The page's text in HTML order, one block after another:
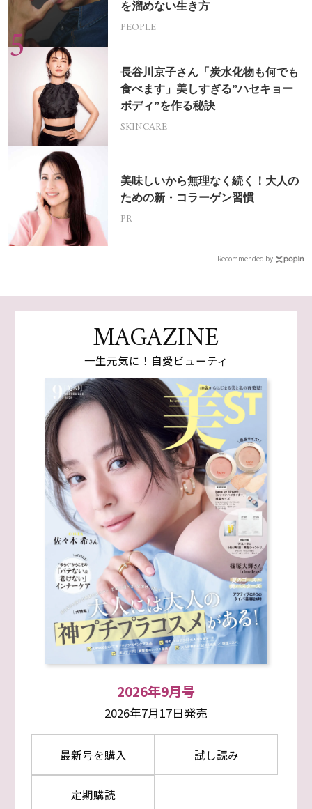
を溜めない生き方
PEOPLE
長谷川京子さん「炭水化物も何でも
食べます」美しすぎる”ハセキョー
ボディ”を作る秘訣
SKINCARE
美味しいから無理なく続く！大人の
ための新・コラーゲン習慣
PR
Recommended by
MAGAZINE
一生元気に！自愛ビューティ
2026年9月号
2026年7月17日発売
最新号を購入 試し読み
定期購読